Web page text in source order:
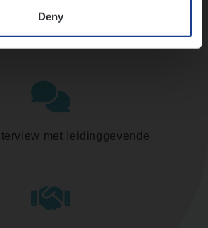
Deny
Assessment
met leidinggevende